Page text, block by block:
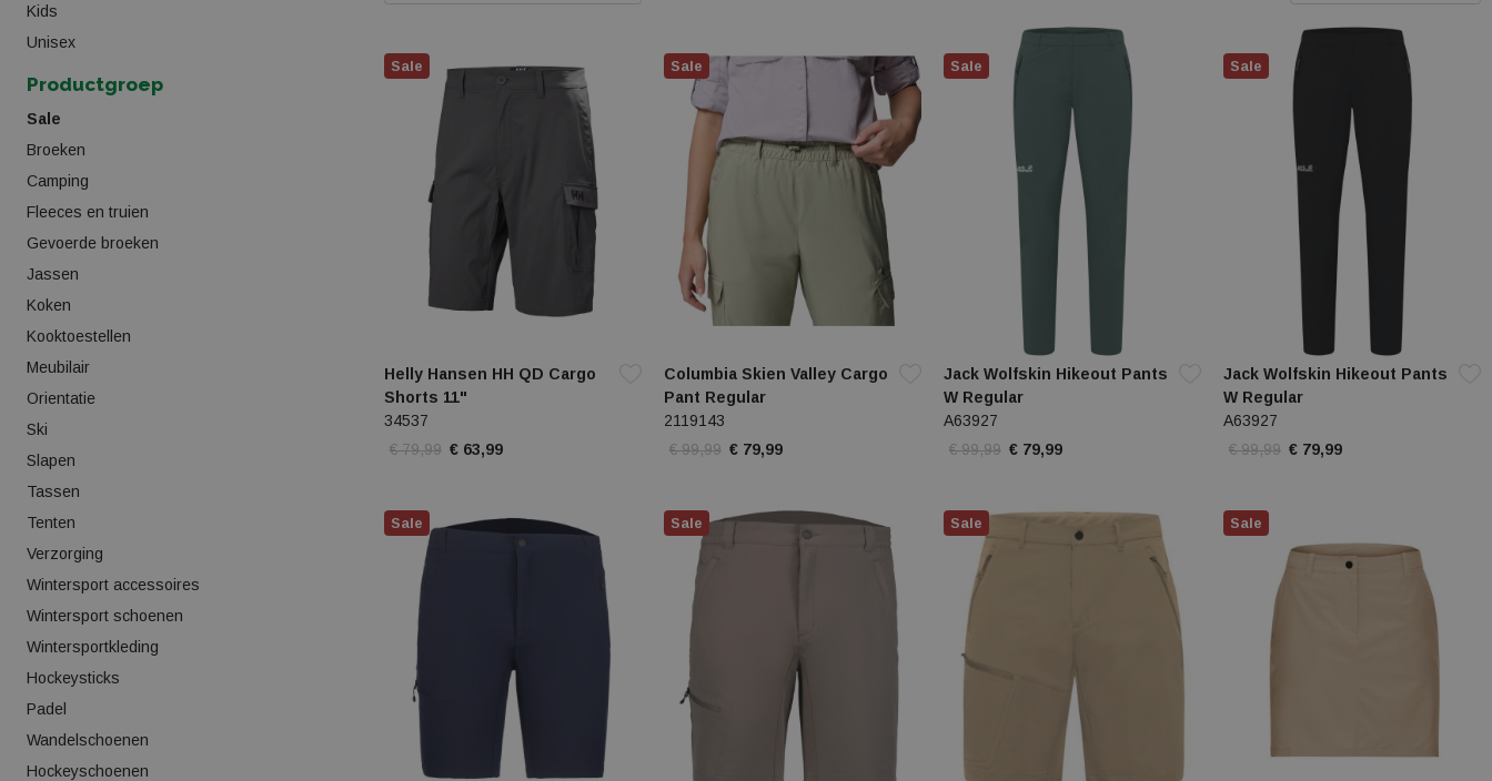
Kids
Unisex
Productgroep
Sale
Broeken
Camping
Fleeces en truien
Gevoerde broeken
Jassen
Koken
Kooktoestellen
Meubilair
Orientatie
Ski
Slapen
Tassen
Tenten
Verzorging
Wintersport accessoires
Wintersport schoenen
Wintersportkleding
Hockeysticks
Padel
Wandelschoenen
Hockeyschoenen
Helly Hansen HH QD Cargo
Shorts 11"
34537
€ 79,99 € 63,99
Sale
Columbia Skien Valley Cargo
Pant Regular
2119143
€ 99,99 € 79,99
Sale
Jack Wolfskin Hikeout Pants
W Regular
A63927
€ 99,99 € 79,99
Sale
Jack Wolfskin Hikeout Pants
W Regular
A63927
€ 99,99 € 79,99
Sale
Sale Sale Sale Sale